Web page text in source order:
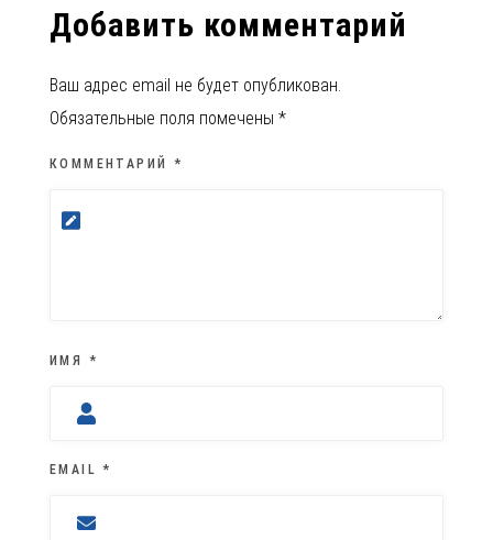
Добавить комментарий
Ваш адрес email не будет опубликован.
Обязательные поля помечены *
КОММЕНТАРИЙ *
ИМЯ *
EMAIL*